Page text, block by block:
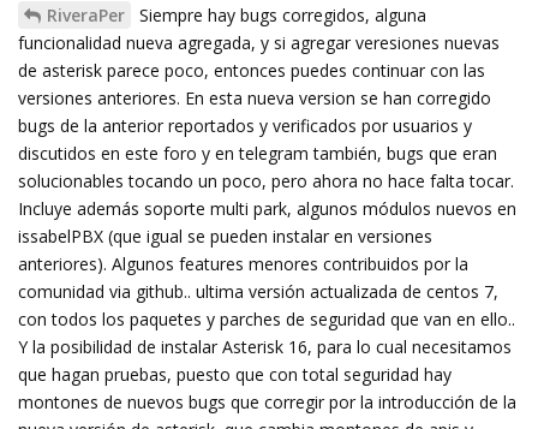
RiveraPer
Siempre hay bugs corregidos, alguna
funcionalidad nueva agregada, y si agregar veresiones nuevas
de asterisk parece poco, entonces puedes continuar con las
versiones anteriores. En esta nueva version se han corregido
bugs de la anterior reportados y verificados por usuarios y
discutidos en este foro y en telegram también, bugs que eran
solucionables tocando un poco, pero ahora no hace falta tocar.
Incluye además soporte multi park, algunos módulos nuevos en
issabelPBX (que igual se pueden instalar en versiones
anteriores). Algunos features menores contribuidos por la
comunidad via github.. ultima versión actualizada de centos 7,
con todos los paquetes y parches de seguridad que van en ello..
Y la posibilidad de instalar Asterisk 16, para lo cual necesitamos
que hagan pruebas, puesto que con total seguridad hay
montones de nuevos bugs que corregir por la introducción de la